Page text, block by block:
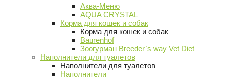
Аква-Меню
AQUA CRYSTAL
Корма для кошек и собак
Корма для кошек и собак
Baurenhof
Зоогурман Breeder`s way Vet Diet
Наполнители для туалетов
Наполнители для туалетов
Наполнители